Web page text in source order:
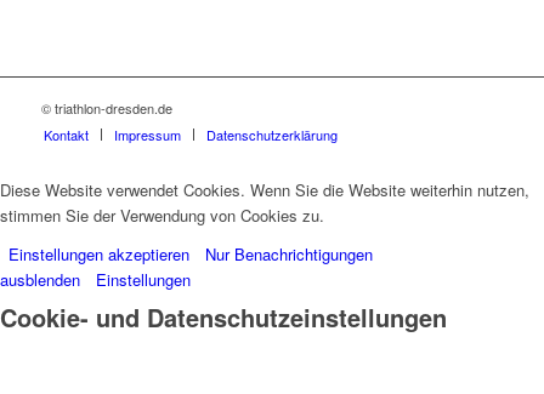
© triathlon-dresden.de
Kontakt
Impressum Datenschutzerklärung
Diese Website verwendet Cookies. Wenn Sie die Website weiterhin nutzen,
stimmen Sie der Verwendung von Cookies zu.
Einstellungen akzeptieren
Nur Benachrichtigungen
ausblenden
Einstellungen
Cookie- und Datenschutzeinstellungen